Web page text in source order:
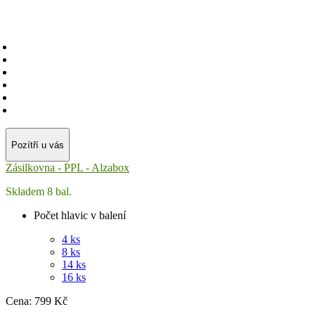
Pozítří u vás
Zásilkovna - PPL - Alzabox
Skladem 8 bal.
Počet hlavic v balení
4 ks
8 ks
14 ks
16 ks
Cena: 799 Kč